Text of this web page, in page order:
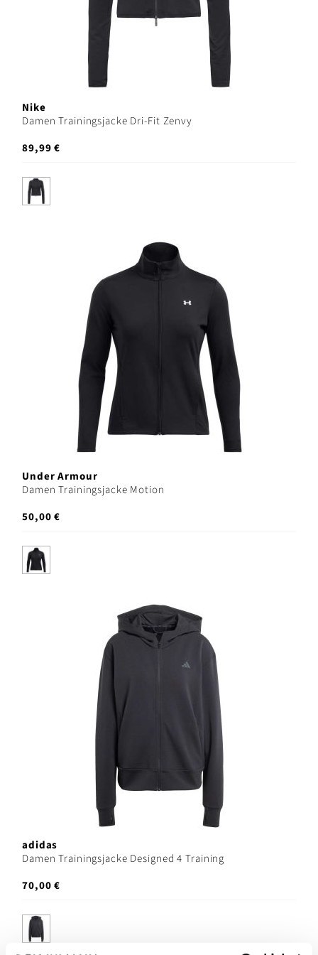
Nike
Damen Trainingsjacke Dri-Fit Zenvy
89,99 €
Under Armour
Damen Trainingsjacke Motion
50,00 €
adidas
Damen Trainingsjacke Designed 4 Training
70,00 €